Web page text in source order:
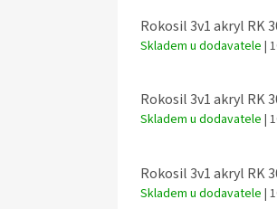
Rokosil 3v1 akryl RK
Skladem u dodavatele |
Rokosil 3v1 akryl RK
Skladem u dodavatele |
Rokosil 3v1 akryl RK
Skladem u dodavatele |